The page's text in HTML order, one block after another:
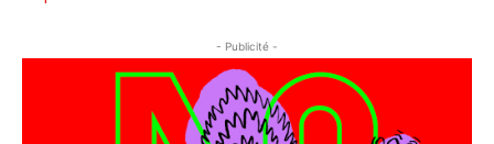
- Publicité -